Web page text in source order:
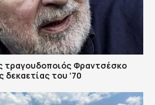
τραγουδοποιός Φραντσέσκο
δεκαετίας του ’70